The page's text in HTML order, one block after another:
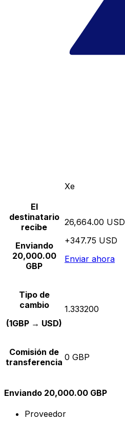
Xe
El
destinatario
recibe
Enviando
20,000.00
GBP
26,664.00 USD
+347.75 USD
Enviar ahora
Tipo de
cambio
(1GBP → USD)
1.333200
Comisión de
transferencia 0 GBP
Enviando 20,000.00 GBP
Proveedor